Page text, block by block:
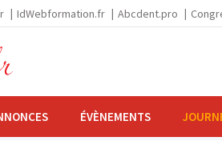
IdWebformation.fr Abcdent.pro
ÉVÈNEMENTS